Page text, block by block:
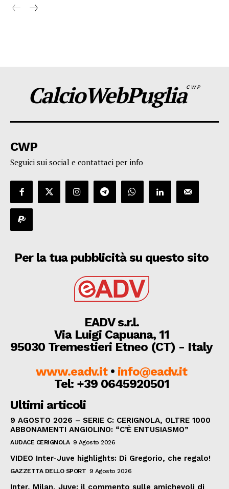
CalcioWebPugliaCWP
CWP
Seguici sui social e contattaci per info
Per la tua pubblicità su questo sito
EADV s.r.l.
Via Luigi Capuana, 11
95030 Tremestieri Etneo (CT) - Italy
www.eadv.it• info@eadv.it
Tel: +39 0645920501
Ultimi articoli
9 AGOSTO 2026 – SERIE C: CERIGNOLA, OLTRE 1000
ABBONAMENTI ANGIOLINO: “C’È ENTUSIASMO”
AUDACE CERIGNOLA 9 Agosto 2026
VIDEO Inter-Juve highlights: Di Gregorio, che regalo!
GAZZETTA DELLO SPORT 9 Agosto 2026
Inter, Milan, Juve: il commento sulle amichevoli di